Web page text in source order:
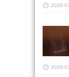
2026-
2026-